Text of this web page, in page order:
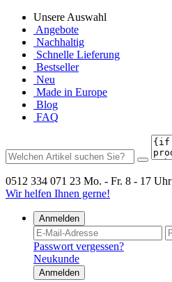
Unsere Auswahl
Angebote
Nachhaltig
Schnelle Lieferung
Bestseller
Neu
Made in Europe
Blog
FAQ
0512 334 071 23 Mo. - Fr. 8 - 17 Uhr
Wir helfen Ihnen gerne!
Anmelden
Passwort vergessen?
Neukunde
Anmelden